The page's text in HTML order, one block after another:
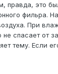
правда, это
фильра.
При
не спасает от
тему. Если